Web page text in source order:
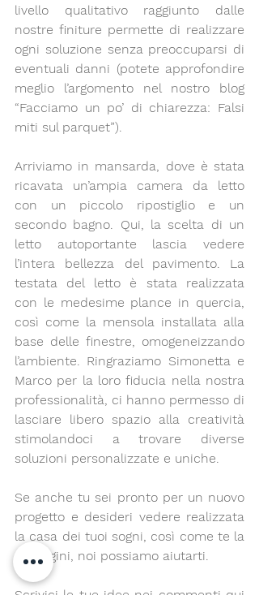
livello qualitativo raggiunto dalle
nostre finiture permette di realizzare
ogni soluzione senza preoccuparsi di
eventuali danni (potete approfondire
meglio l’argomento nel nostro blog
“Facciamo un po’ di chiarezza: Falsi
miti sul parquet”).
Arriviamo in mansarda, dove è stata
ricavata un’ampia camera da letto
con un piccolo ripostiglio e un
secondo bagno. Qui, la scelta di un
letto autoportante lascia vedere
l’intera bellezza del pavimento. La
testata del letto è stata realizzata
con le medesime plance in quercia,
così come la mensola installata alla
base delle finestre, omogeneizzando
l’ambiente. Ringraziamo Simonetta e
Marco per la loro fiducia nella nostra
professionalità, ci hanno permesso di
lasciare libero spazio alla creatività
stimolandoci a trovare diverse
soluzioni personalizzate e uniche.
Se anche tu sei pronto per un nuovo
progetto e desideri vedere realizzata
la casa dei tuoi sogni, così come te la
immagini, noi possiamo aiutarti.
Scrivici le tue idee nei commenti qui